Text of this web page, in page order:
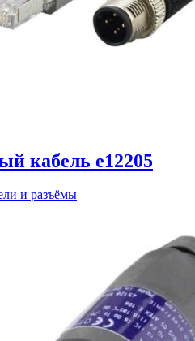
кабель e12205
и разъёмы